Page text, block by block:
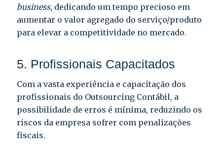
business, dedicando um tempo precioso em
aumentar o valor agregado do serviço/produto
para elevar a competitividade no mercado.
5. Profissionais Capacitados
Com a vasta experiência e capacitação dos
profissionais do Outsourcing Contábil, a
possibilidade de erros é mínima, reduzindo os
riscos da empresa sofrer com penalizações
fiscais.